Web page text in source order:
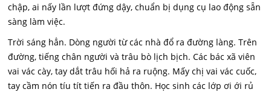
chập, ai nấy lần lượt đứng dậy, chuẩn bị dụng cụ lao động sẵn
sàng làm việc.
Trời sáng hẳn. Dòng người từ các nhà đổ ra đường làng. Trên
đường, tiếng chân người và trâu bò lịch bịch. Các bác xã viên
vai vác cày, tay dắt trâu hối hả ra ruộng. Mấy chị vai vác cuốc,
tay cầm nón tíu tít tiến ra đầu thôn. Học sinh các lớp ơi ới rủ